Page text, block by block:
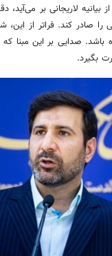
بیانیه لاریجانی بر می‌آید،
را صادر کند. فراتر از این،
صدایی بر این مبنا که
بگیرد.